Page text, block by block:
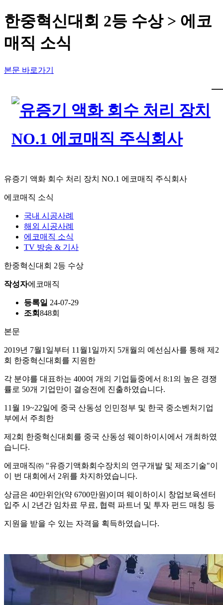
한중혁신대회 2등 수상 > 에코
매직 소식
본문 바로가기
유증기 액화 회수 처리 장치 NO.1 에코매직 주식회사
에코매직 소식
국내 시공사례
해외 시공사례
에코매직 소식
TV 방송 & 기사
한중혁신대회 2등 수상
작성자에코매직
등록일 24-07-29
조회848회
본문
2019년 7월1일부터 11월1일까지 5개월의 예선심사를 통해 제2
회 한중혁신대회를 지원한
각 분야를 대표하는 400여 개의 기업들중에서 8:1의 높은 경쟁
률로 50개 기업만이 결승전에 진출하였습니다.
11월 19~22일에 중국 산동성 인민정부 및 한국 중소벤처기업
부에서 주최한
제2회 한중혁신대회를 중국 산동성 웨이하이시에서 개최하였
습니다.
에코매직㈜ "유증기액화회수장치의 연구개발 및 제조기술"이
이 번 대회에서 2위를 차지하였습니다.
상금은 40만위안(약 6700만원)이며 웨이하이시 창업보육센터
입주 시 2년간 임차료 무료, 협력 파트너 및 투자 펀드 매칭 등
지원을 받을 수 있는 자격을 획득하였습니다.